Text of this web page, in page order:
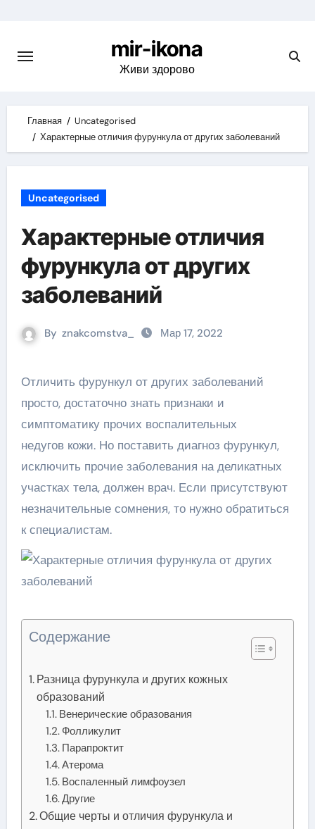
content
mir-ikona
Живи здорово
Главная
Uncategorised
Характерные отличия фурункула от других заболеваний
Uncategorised
Характерные отличия
фурункула от других
заболеваний
By znakcomstva_ Мар 17, 2022
Отличить фурункул от других заболеваний
просто, достаточно знать признаки и
симптоматику прочих воспалительных
недугов кожи. Но поставить диагноз фурункул,
исключить прочие заболевания на деликатных
участках тела, должен врач. Если присутствуют
незначительные сомнения, то нужно обратиться
к специалистам.
Содержание
Разница фурункула и других кожных
образований
Венерические образования
Фолликулит
Парапроктит
Атерома
Воспаленный лимфоузел
Другие
Общие черты и отличия фурункула и